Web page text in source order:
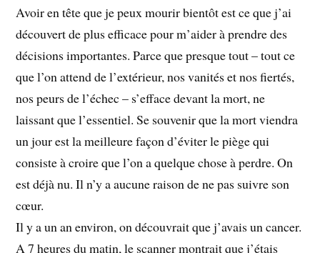
Avoir en tête que je peux mourir bientôt est ce que j’ai
découvert de plus efficace pour m’aider à prendre des
décisions importantes. Parce que presque tout – tout ce
que l’on attend de l’extérieur, nos vanités et nos fiertés,
nos peurs de l’échec – s’efface devant la mort, ne
laissant que l’essentiel. Se souvenir que la mort viendra
un jour est la meilleure façon d’éviter le piège qui
consiste à croire que l’on a quelque chose à perdre. On
est déjà nu. Il n’y a aucune raison de ne pas suivre son
cœur.
Il y a un an environ, on découvrait que j’avais un cancer.
A 7 heures du matin, le scanner montrait que j’étais